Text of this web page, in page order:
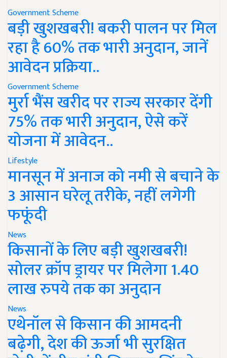
Government Scheme
बड़ी खुशखबरी! बकरी पालन पर मिल
रहा है 60% तक भारी अनुदान, जानें
आवेदन प्रक्रिया..
Government Scheme
मुर्रा भैंस खरीद पर राज्य सरकार देंगी
75% तक भारी अनुदान, ऐसे करें
योजना में आवेदन..
Lifestyle
मानसून में अनाज को नमी से बचाने के
3 आसान घरेलू तरीके, नहीं लगेगी
फफूंदी
News
किसानों के लिए बड़ी खुशखबरी!
सोलर क्रॉप ड्रायर पर मिलेगा 1.40
लाख रुपये तक का अनुदान
News
एथेनॉल से किसान की आमदनी
बढ़ेगी, देश की ऊर्जा भी सुरक्षित